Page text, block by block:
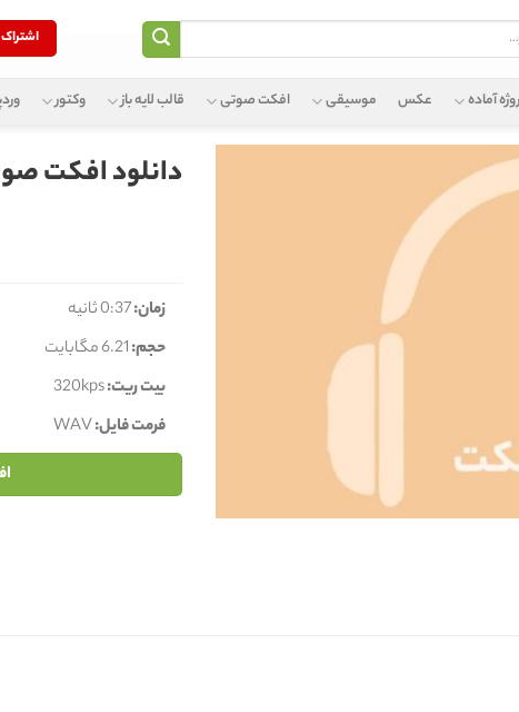
آماده عکس موسیقی افکت صوتی قالب لایه باز وکتور
دانلود افکت
زمان:0:37 ثانیه
حجم:6.21 مگابایت
بیت ریت:320kps
فرمت فایل:WAV